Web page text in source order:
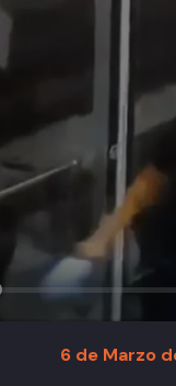
6 de Marzo